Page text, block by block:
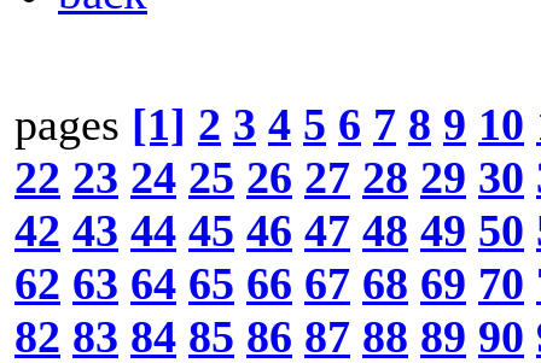
pages [1] 2 3 4 5 6 7 8 9 10
22 23 24 25 26 27 28 29 30
42 43 44 45 46 47 48 49 50
62 63 64 65 66 67 68 69 70
82 83 84 85 86 87 88 89 90